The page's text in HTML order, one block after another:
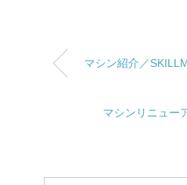
マシン紹介／
マシンリニュー